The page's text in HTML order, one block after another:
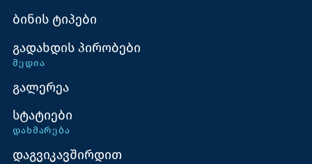
ბინის ტიპები
გადახდის პირობები
ᲛᲔᲓᲘᲐ
გალერეა
სტატიები
ᲓᲐᲮᲛᲐᲠᲔᲑᲐ
დაგვიკავშირდით